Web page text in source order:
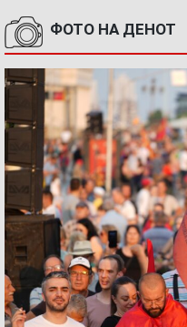
ФОТО НА ДЕНОТ